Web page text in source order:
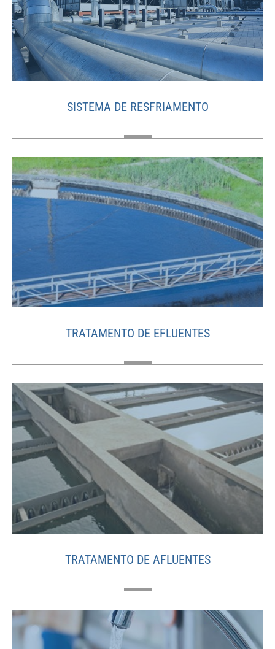
SISTEMA DE RESFRIAMENTO
TRATAMENTO DE EFLUENTES
TRATAMENTO DE AFLUENTES